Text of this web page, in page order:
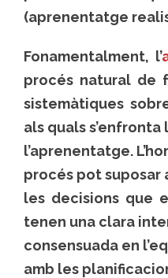
(aprenentatge
Fonamentalment, l’
procés natural de
sistemàtiques
als quals s’enfronta
l’aprenentatge.
procés pot suposar
les decisions que
tenen una clara
consensuada en
amb les